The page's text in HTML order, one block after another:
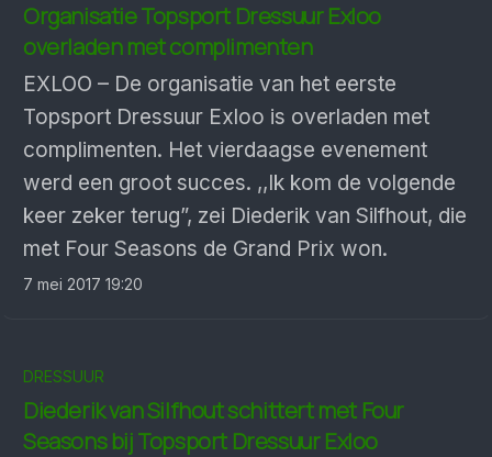
Organisatie Topsport Dressuur Exloo
overladen met complimenten
EXLOO – De organisatie van het eerste
Topsport Dressuur Exloo is overladen met
complimenten. Het vierdaagse evenement
werd een groot succes. ,,Ik kom de volgende
keer zeker terug”, zei Diederik van Silfhout, die
met Four Seasons de Grand Prix won.
7 mei 2017 19:20
DRESSUUR
Diederik van Silfhout schittert met Four
Seasons bij Topsport Dressuur Exloo